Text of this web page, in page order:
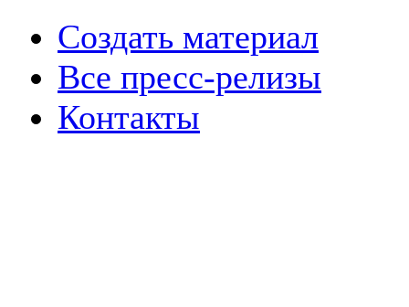
Создать материал
Все пресс-релизы
Контакты